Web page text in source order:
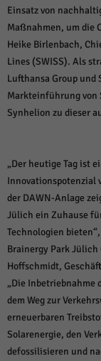
Einsatz von
Maßnahmen, um die
Heike Birlenbach,
Lines (SWISS). Als
Lufthansa Group und
Markteinführung von
Synhelion zu dieser
„Der heutige Tag ist
Innovationspotenzial
der DAWN-Anlage
Jülich ein Zuhause
Technologien
Brainergy Park Jülich
Hoffschmidt,
„Die Inbetriebnahme
dem Weg zur
erneuerbaren
Solarenergie, den
defossilisieren und